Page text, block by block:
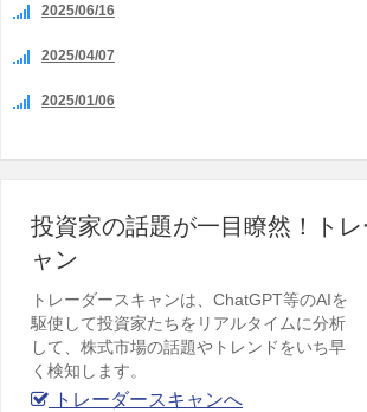
2025/06/16
2025/04/07
2025/01/06
投資家の話題が一目瞭然！ト
ャン
トレーダースキャンは、ChatGPT等のAIを
駆使して投資家たちをリアルタイムに分析
して、株式市場の話題やトレンドをいち早
く検知します。
トレーダースキャンへ